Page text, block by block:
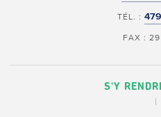
TÉL. :
FAX :
S'Y